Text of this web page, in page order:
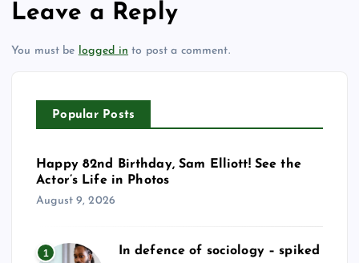
Leave a Reply
You must be logged in to post a comment.
Popular Posts
Happy 82nd Birthday, Sam Elliott! See the
Actor’s Life in Photos
August 9, 2026
1 In defence of sociology – spiked